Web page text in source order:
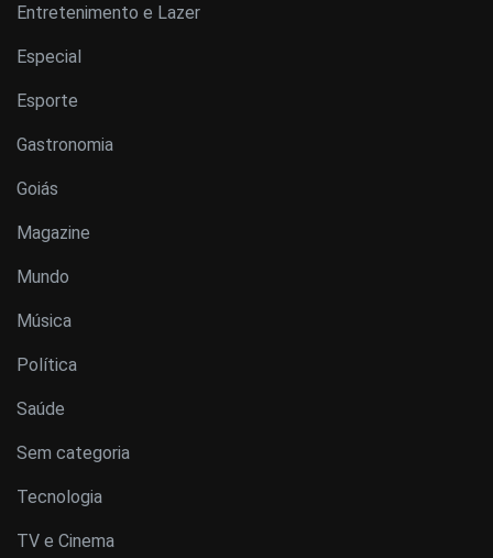
Entretenimento e Lazer
Especial
Esporte
Gastronomia
Goiás
Magazine
Mundo
Música
Política
Saúde
Sem categoria
Tecnologia
TV e Cinema